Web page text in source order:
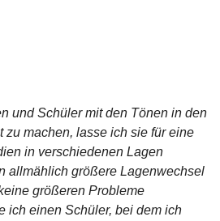
und Schüler mit den Tönen in den
zu machen, lasse ich sie für eine
in verschiedenen Lagen
allmählich größere Lagenwechsel
größeren Probleme
ich einen Schüler, bei dem ich